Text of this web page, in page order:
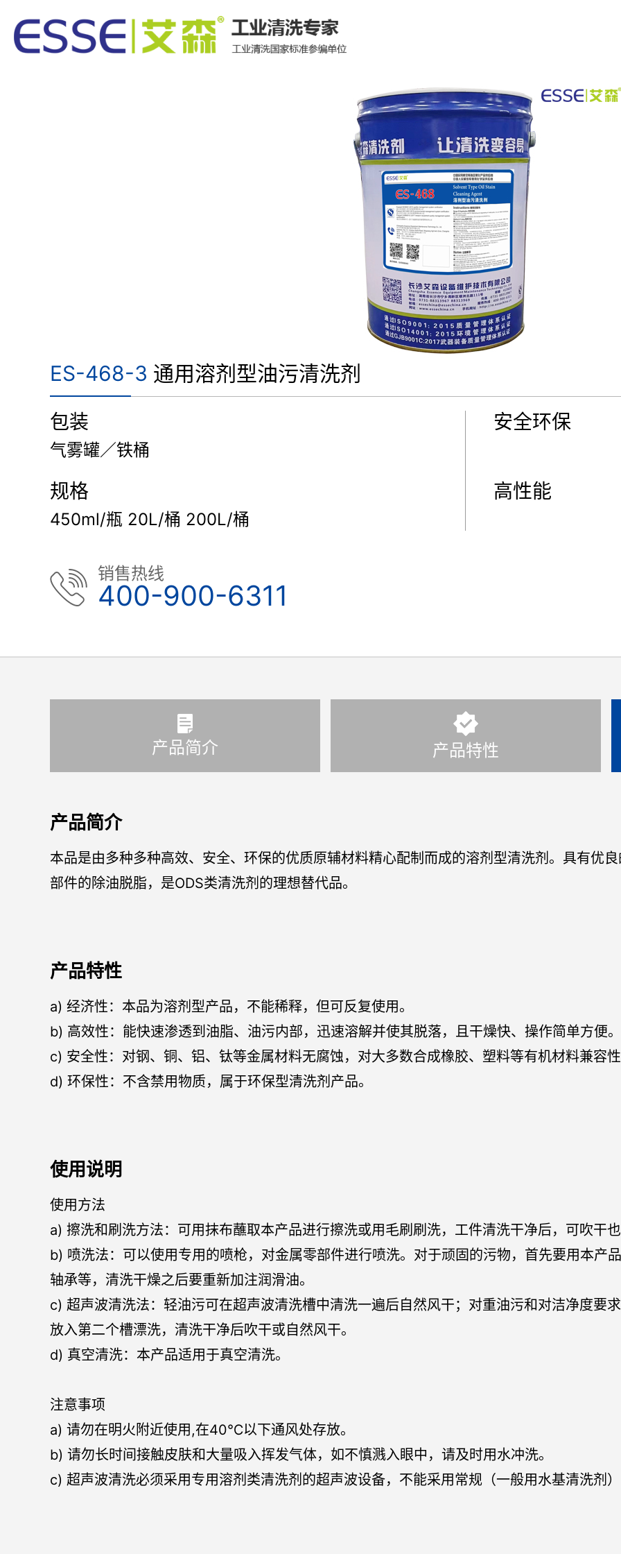
ES-468-3 通用溶剂型油污清洗剂
包装
气雾罐／铁桶
规格
450ml/瓶 20L/桶 200L/桶
安全环保
高性能
销售热线
400-900-6311
产品简介 产品特性
产品简介
本品是由多种多种高效、安全、环保的优质原辅材料精心配制而成的溶剂型清洗剂。具有优
部件的除油脱脂，是ODS类清洗剂的理想替代品。
产品特性
a) 经济性：本品为溶剂型产品，不能稀释，但可反复使用。
b) 高效性：能快速渗透到油脂、油污内部，迅速溶解并使其脱落，且干燥快、操作简单方便。
c) 安全性：对钢、铜、铝、钛等金属材料无腐蚀，对大多数合成橡胶、塑料等有机材料兼容
d) 环保性：不含禁用物质，属于环保型清洗剂产品。
使用说明
使用方法
a) 擦洗和刷洗方法：可用抹布蘸取本产品进行擦洗或用毛刷刷洗，工件清洗干净后，可吹干
b) 喷洗法：可以使用专用的喷枪，对金属零部件进行喷洗。对于顽固的污物，首先要用本产
轴承等，清洗干燥之后要重新加注润滑油。
c) 超声波清洗法：轻油污可在超声波清洗槽中清洗一遍后自然风干；对重油污和对洁净度要
放入第二个槽漂洗，清洗干净后吹干或自然风干。
d) 真空清洗：本产品适用于真空清洗。
注意事项
a) 请勿在明火附近使用,在40℃以下通风处存放。
b) 请勿长时间接触皮肤和大量吸入挥发气体，如不慎溅入眼中，请及时用水冲洗。
c) 超声波清洗必须采用专用溶剂类清洗剂的超声波设备，不能采用常规（一般用水基清洗剂